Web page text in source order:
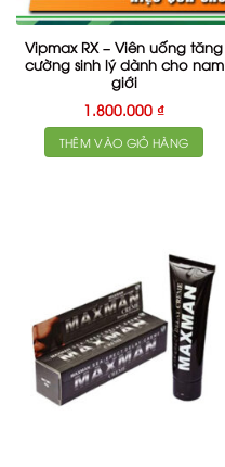
Vipmax RX – Viên uống tăng
cường sinh lý dành cho nam
giới
1.800.000 ₫
THÊM VÀO GIỎ HÀNG